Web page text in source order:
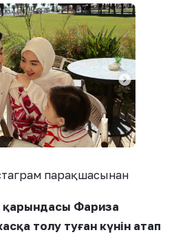
парақшасынан
қарындасы Фариза
толу туған күнін атап